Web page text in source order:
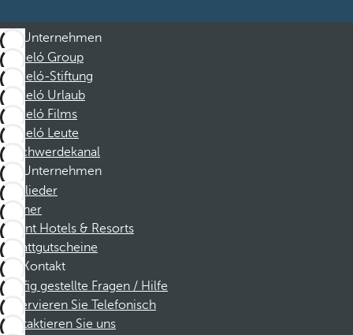
Unternehmen
Barceló Group
Barceló-Stiftung
Barceló Urlaub
Barceló Films
Barceló Leute
Beschwerdekanal
Unternehmen
Mitglieder
Partner
Dorint Hotels & Resorts
Rabattgutscheine
Kontakt
Häufig gestellte Fragen / Hilfe
Reservieren Sie Telefonisch
Kontaktieren Sie uns